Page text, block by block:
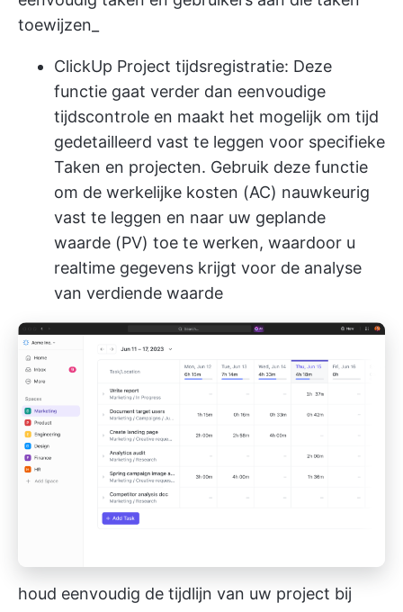
toewijzen_
ClickUp Project tijdsregistratie: Deze
functie gaat verder dan eenvoudige
tijdscontrole en maakt het mogelijk om tijd
gedetailleerd vast te leggen voor specifieke
Taken en projecten. Gebruik deze functie
om de werkelijke kosten (AC) nauwkeurig
vast te leggen en naar uw geplande
waarde (PV) toe te werken, waardoor u
realtime gegevens krijgt voor de analyse
van verdiende waarde
houd eenvoudig de tijdlijn van uw project bij